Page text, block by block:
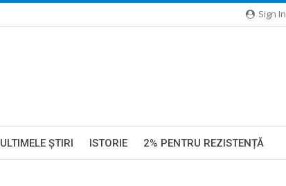
Sign In
ULTIMELE ŞTIRI ISTORIE 2% PENTRU REZISTENȚĂ